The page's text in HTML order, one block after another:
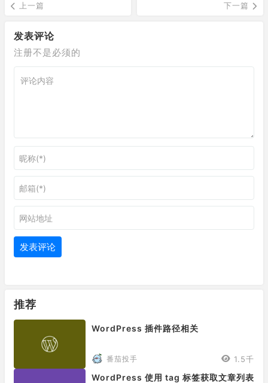
上一篇 下一篇
发表评论
注册不是必须的
推荐
WordPress 插件路径相关
番茄投手 1.5千
WordPress 使用 tag 标签获取文章列表